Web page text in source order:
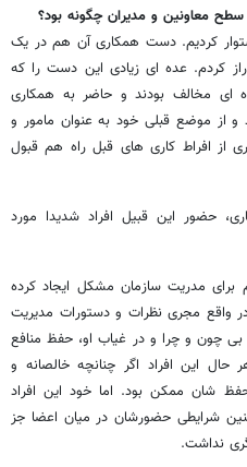
معاونین و مدیران چگونه بود؟
کردیم. دست همکاری آن هم در یک
کردم. عده ای زیادی این دست را که
ای مخالف بودند و حاضر به همکاری
و از موضع قبلی خود به عنوان مامور و
از افراط کاری های قبل راه هم قبول
حضور این قبیل افراد شدیدا مورد
مدریت سازمان مشکل ایجاد کرده
واقع مجری نظرات و دستورات مدیریت
چون و چرا و در غیاب او، حفظ منافع
حال این افراد اگر چنانچه خالصانه و
شان ممکن بود. اما خود این افراد
شرایطی حضورشان در میان اعضا جز
نداشت.